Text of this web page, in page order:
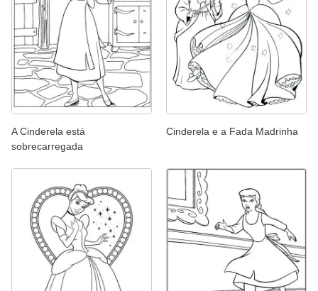
A Cinderela está
sobrecarregada
Cinderela e a Fada Madrinha